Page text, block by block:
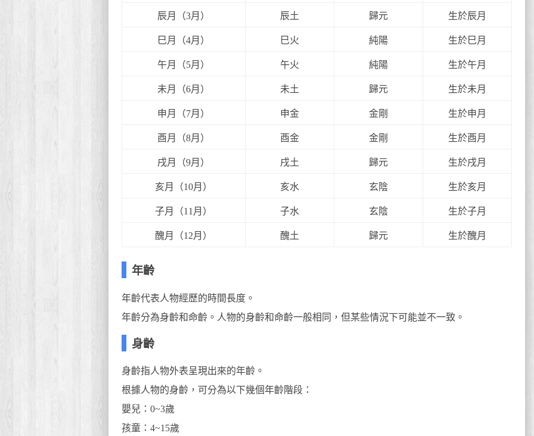
辰月（3月） 辰土 歸元 生於辰月
巳月（4月） 巳火 純陽 生於巳月
午月（5月） 午火 純陽 生於午月
未月（6月） 未土 歸元 生於未月
申月（7月） 申金 金剛 生於申月
酉月（8月） 酉金 金剛 生於酉月
戌月（9月） 戌土 歸元 生於戌月
亥月（10月） 亥水 玄陰 生於亥月
子月（11月） 子水 玄陰 生於子月
醜月（12月） 醜土 歸元 生於醜月
年齡
年齡代表人物經歷的時間長度。
年齡分為身齡和命齡。人物的身齡和命齡一般相同，但某些情況下可能並不一致。
身齡
身齡指人物外表呈現出來的年齡。
根據人物的身齡，可分為以下幾個年齡階段：
嬰兒：0~3歲
孩童：4~15歲